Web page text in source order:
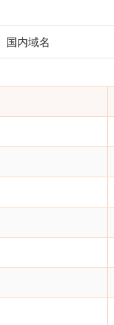
国内域名